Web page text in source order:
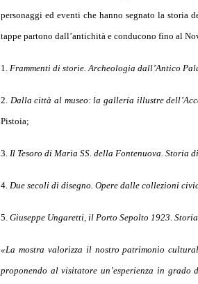
personaggi ed eventi che hanno segnato la
tappe partono dall’antichità e conducono fino al
1. Frammenti di storie. Archeologia dall’Antico
2. Dalla città al museo: la galleria illustre
Pistoia;
3. Il Tesoro di Maria SS. della Fontenuova. Storia
4.Due secoli di disegno. Opere dalle collezioni
5. Giuseppe Ungaretti, il Porto Sepolto 1923.
«La mostra valorizza il nostro patrimonio
proponendo al visitatore un’esperienza in